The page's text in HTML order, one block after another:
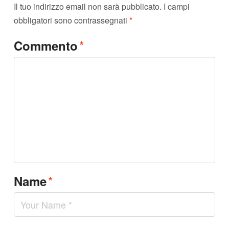
Il tuo indirizzo email non sarà pubblicato. I campi
obbligatori sono contrassegnati *
Commento*
Name*